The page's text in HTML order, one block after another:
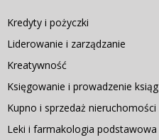
Kredyty i pożyczki
Liderowanie i zarządzanie
Kreatywność
Księgowanie i prowadzenie ksiąg
Kupno i sprzedaż nieruchomości
Leki i farmakologia podstawowa